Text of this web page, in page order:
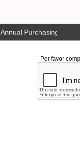
Annual Purchasing Plan
Por favor